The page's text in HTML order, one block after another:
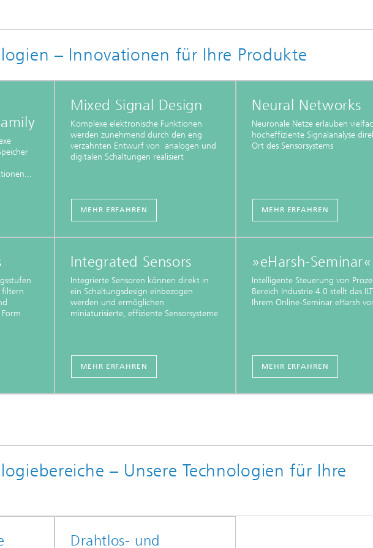
– Innovationen für Ihre Produkte
Mixed Signal Design
Komplexe elektronische Funktionen
werden zunehmend durch den eng
verzahnten Entwurf von analogen und
digitalen Schaltungen realisiert
MEHR ERFAHREN
Neural Networks
Neuronale Netze erlauben
hocheffiziente Signalanalyse
Ort des Sensorsystems
MEHR ERFAHREN
filtern
Integrated Sensors
Integrierte Sensoren können direkt in
ein Schaltungsdesign einbezogen
werden und ermöglichen
miniaturisierte, effiziente Sensorsysteme
MEHR ERFAHREN
»eHarsh-Seminar«
Intelligente Steuerung von
Bereich Industrie 4.0 stellt das
Ihrem Online-Seminar eHarsh
MEHR ERFAHREN
– Unsere Technologien für Ihre
Drahtlos- und